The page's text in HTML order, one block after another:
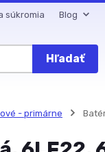
súkromia Blog
Hľadať
- primárne